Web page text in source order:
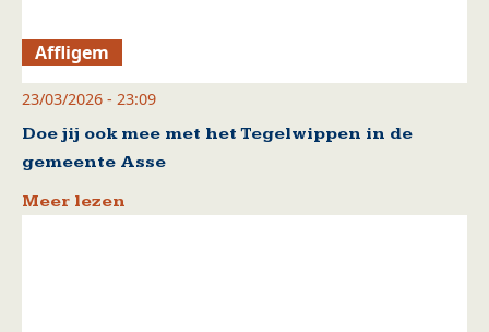
Affligem
23/03/2026 - 23:09
Doe jij ook mee met het Tegelwippen in de
gemeente Asse
Meer lezen